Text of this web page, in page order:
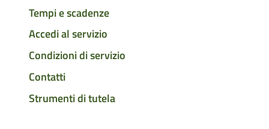
Tempi e scadenze
Accedi al servizio
Condizioni di servizio
Contatti
Strumenti di tutela